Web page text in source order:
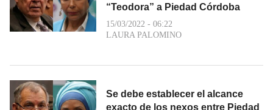
“Teodora” a Piedad Córdoba
15/03/2022 - 06:22
LAURA PALOMINO
Se debe establecer el alcance
exacto de los nexos entre Piedad